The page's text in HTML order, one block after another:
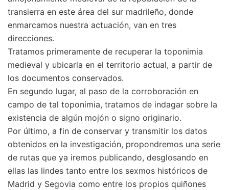
transierra en este área del sur madrileño, donde
enmarcamos nuestra actuación, van en tres
direcciones.
Tratamos primeramente de recuperar la toponimia
medieval y ubicarla en el territorio actual, a partir de
los documentos conservados.
En segundo lugar, al paso de la corroboración en
campo de tal toponimia, tratamos de indagar sobre la
existencia de algún mojón o signo originario.
Por último, a fin de conservar y transmitir los datos
obtenidos en la investigación, propondremos una serie
de rutas que ya iremos publicando, desglosando en
ellas las lindes tanto entre los sexmos históricos de
Madrid y Segovia como entre los propios quiñones